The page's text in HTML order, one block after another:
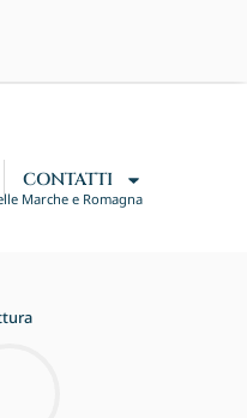
CONTATTI
Marche e Romagna